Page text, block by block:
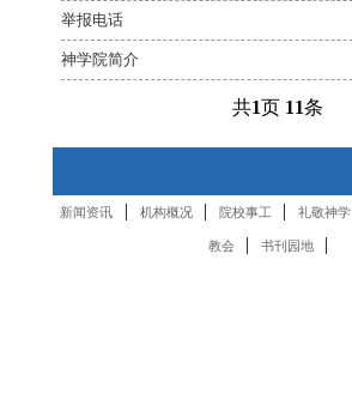
举报电话
神学院简介
共1页 11条
新闻资讯 | 机构概况 | 院校事工 | 礼敬神学
教会 | 书刊园地 |